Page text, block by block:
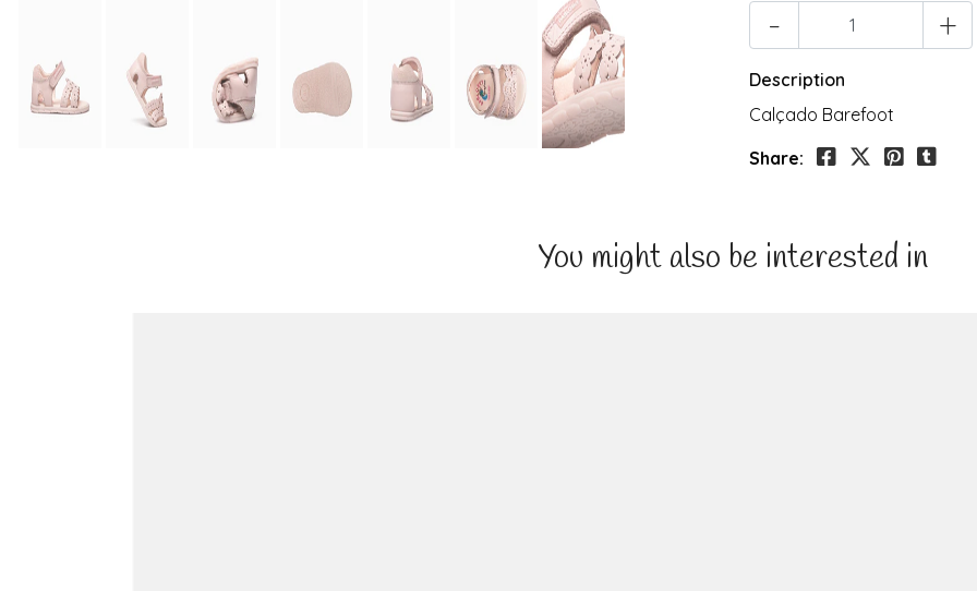
- +
Description
Calçado Barefoot
Share:
You might also be interested in